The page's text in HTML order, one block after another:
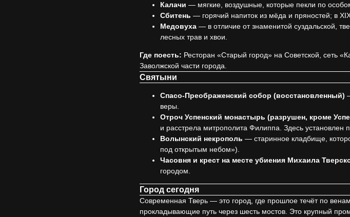
Калачи — мягкие, воздушные, которые пекли по
Сбитень — горячий напиток из мёда и пряностей; в
Медовуха — в отличие от знаменитой суздальской,
лесных трав и хвои.
Где поесть: Ресторан «Старый город» на Советской, сеть
Заволжской части города.
Святыни
Спасо-Преображенский собор (восстановленный)
веры.
Отроч Успенский монастырь (разрушен, кроме
и расстрела митрополита Филиппа. Здесь установлен
Волынский некрополь — старинное кладбище,
под открытым небом»).
Часовня и крест на месте убиения Михаила
городом.
Город сегодня
Современная Тверь — это город, где прошлое течёт по
прокладывающие путь через шесть мостов. Это крупный